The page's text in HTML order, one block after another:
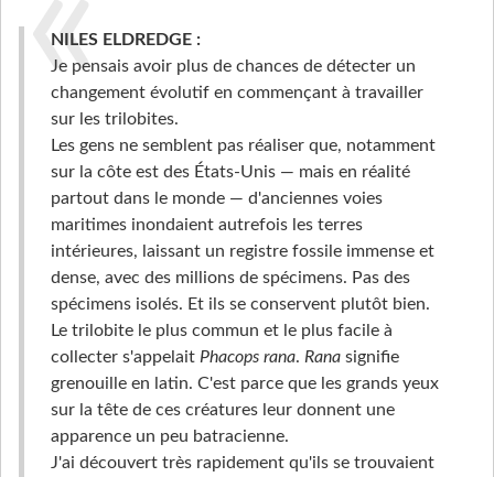
NILES ELDREDGE :
Je pensais avoir plus de chances de détecter un
changement évolutif en commençant à travailler
sur les trilobites.
Les gens ne semblent pas réaliser que, notamment
sur la côte est des États-Unis — mais en réalité
partout dans le monde — d'anciennes voies
maritimes inondaient autrefois les terres
intérieures, laissant un registre fossile immense et
dense, avec des millions de spécimens. Pas des
spécimens isolés. Et ils se conservent plutôt bien.
Le trilobite le plus commun et le plus facile à
collecter s'appelait Phacops rana. Rana signifie
grenouille en latin. C'est parce que les grands yeux
sur la tête de ces créatures leur donnent une
apparence un peu batracienne.
J'ai découvert très rapidement qu'ils se trouvaient